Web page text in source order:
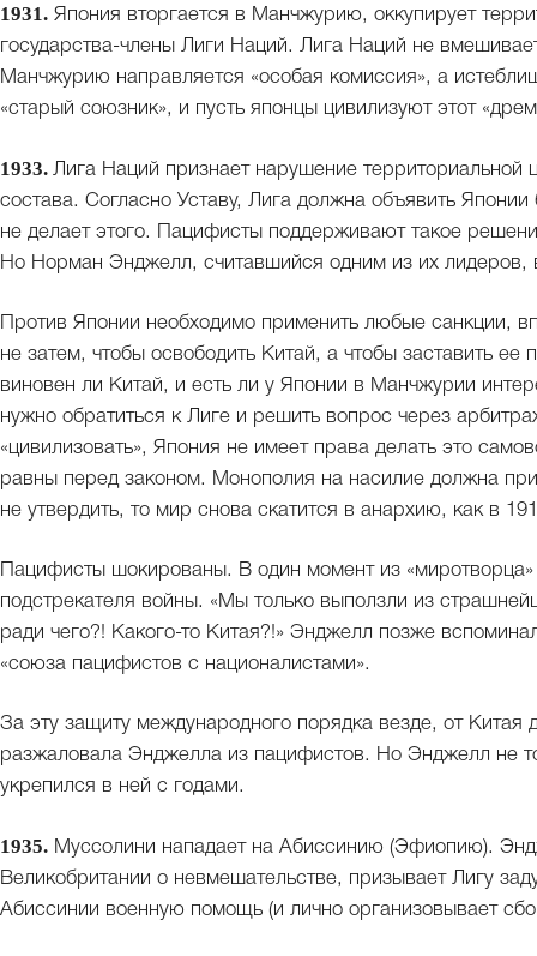
1931. Япония вторгается в Манчжурию, оккупирует
государства-члены Лиги Наций. Лига Наций не
Манчжурию направляется «особая комиссия», а
«старый союзник», и пусть японцы цивилизуют этот
1933. Лига Наций признает нарушение территориальной
состава. Согласно Уставу, Лига должна объявить
не делает этого. Пацифисты поддерживают такое
Но Норман Энджелл, считавшийся одним из их лидеров,
Против Японии необходимо применить любые санкции,
не затем, чтобы освободить Китай, а чтобы заставить
виновен ли Китай, и есть ли у Японии в Манчжурии
нужно обратиться к Лиге и решить вопрос через
«цивилизовать», Япония не имеет права делать это
равны перед законом. Монополия на насилие должна
не утвердить, то мир снова скатится в анархию, как в
Пацифисты шокированы. В один момент из
подстрекателя войны. «Мы только выползли из
ради чего?! Какого-то Китая?!» Энджелл позже
«союза пацифистов с националистами».
За эту защиту международного порядка везде, от Китая
разжаловала Энджелла из пацифистов. Но Энджелл не
укрепился в ней с годами.
1935. Муссолини нападает на Абиссинию (Эфиопию).
Великобритании о невмешательстве, призывает Лигу
Абиссинии военную помощь (и лично организовывает